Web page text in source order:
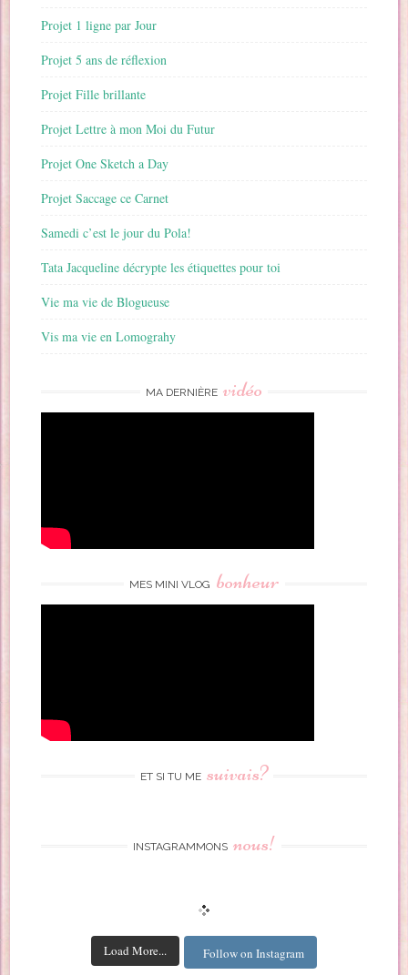
Projet 1 ligne par Jour
Projet 5 ans de réflexion
Projet Fille brillante
Projet Lettre à mon Moi du Futur
Projet One Sketch a Day
Projet Saccage ce Carnet
Samedi c’est le jour du Pola!
Tata Jacqueline décrypte les étiquettes pour toi
Vie ma vie de Blogueuse
Vis ma vie en Lomograhy
MA DERNIÈRE vidéo
MES MINI VLOG bonheur
ET SI TU ME suivais?
INSTAGRAMMONS nous!
Load More... Follow on Instagram